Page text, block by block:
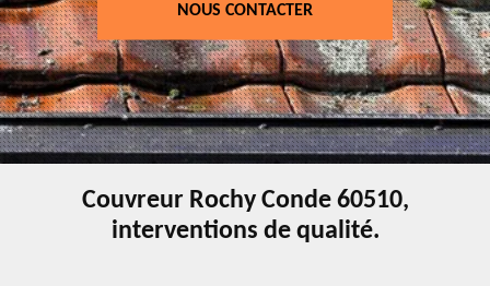
NOUS CONTACTER
Couvreur Rochy Conde 60510,
interventions de qualité.